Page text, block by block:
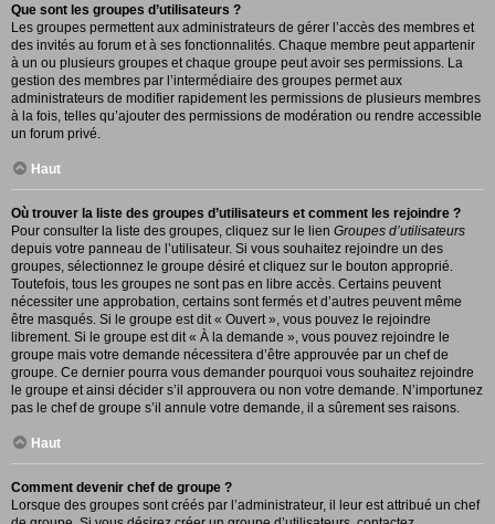
Que sont les groupes d’utilisateurs ?
Les groupes permettent aux administrateurs de gérer l’accès des membres et
des invités au forum et à ses fonctionnalités. Chaque membre peut appartenir
à un ou plusieurs groupes et chaque groupe peut avoir ses permissions. La
gestion des membres par l’intermédiaire des groupes permet aux
administrateurs de modifier rapidement les permissions de plusieurs membres
à la fois, telles qu’ajouter des permissions de modération ou rendre accessible
un forum privé.
Haut
Où trouver la liste des groupes d’utilisateurs et comment les rejoindre ?
Pour consulter la liste des groupes, cliquez sur le lien Groupes d’utilisateurs
depuis votre panneau de l’utilisateur. Si vous souhaitez rejoindre un des
groupes, sélectionnez le groupe désiré et cliquez sur le bouton approprié.
Toutefois, tous les groupes ne sont pas en libre accès. Certains peuvent
nécessiter une approbation, certains sont fermés et d’autres peuvent même
être masqués. Si le groupe est dit « Ouvert », vous pouvez le rejoindre
librement. Si le groupe est dit « À la demande », vous pouvez rejoindre le
groupe mais votre demande nécessitera d’être approuvée par un chef de
groupe. Ce dernier pourra vous demander pourquoi vous souhaitez rejoindre
le groupe et ainsi décider s’il approuvera ou non votre demande. N’importunez
pas le chef de groupe s’il annule votre demande, il a sûrement ses raisons.
Haut
Comment devenir chef de groupe ?
Lorsque des groupes sont créés par l’administrateur, il leur est attribué un chef